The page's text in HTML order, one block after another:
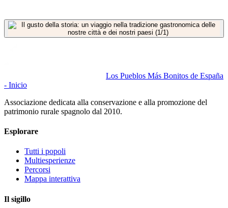
Los Pueblos Más Bonitos de España
- Inicio
Associazione dedicata alla conservazione e alla promozione del
patrimonio rurale spagnolo dal 2010.
Esplorare
Tutti i popoli
Multiesperienze
Percorsi
Mappa interattiva
Il sigillo